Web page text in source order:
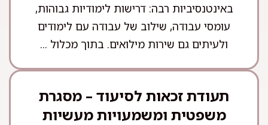
באינטנסיביות רבה: דרישות לימודיות גבוהות,
עומסי עבודה, שילוב של עבודה עם לימודים
ולעיתים גם שירות מילואים. בתוך מכלול ...
תעודת זכאות לסיעוד – מסגרת
משפטית ומשמעויות מעשיות